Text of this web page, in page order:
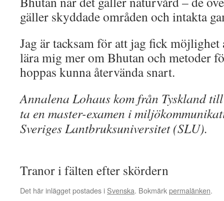
gäller skyddade områden och intakta
Jag är tacksam för att jag fick möjlighet
lära mig mer om Bhutan och metoder
hoppas kunna återvända snart.
Annalena Lohaus kom från Tyskland
ta en master-examen i
Sveriges Lantbruksuniversitet (SLU).
Tranor i fälten efter skördern
Det här inlägget postades i Svenska. Bokmärkpermalänken.